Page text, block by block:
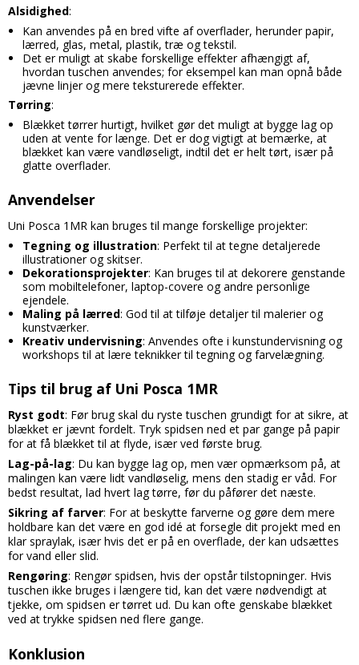
Alsidighed:
Kan anvendes på en bred vifte af overflader, herunder papir,
lærred, glas, metal, plastik, træ og tekstil.
Det er muligt at skabe forskellige effekter afhængigt af,
hvordan tuschen anvendes; for eksempel kan man opnå både
jævne linjer og mere teksturerede effekter.
Tørring:
Blækket tørrer hurtigt, hvilket gør det muligt at bygge lag op
uden at vente for længe. Det er dog vigtigt at bemærke, at
blækket kan være vandløseligt, indtil det er helt tørt, især på
glatte overflader.
Anvendelser
Uni Posca 1MR kan bruges til mange forskellige projekter:
Tegning og illustration: Perfekt til at tegne detaljerede
illustrationer og skitser.
Dekorationsprojekter: Kan bruges til at dekorere genstande
som mobiltelefoner, laptop-covere og andre personlige
ejendele.
Maling på lærred: God til at tilføje detaljer til malerier og
kunstværker.
Kreativ undervisning: Anvendes ofte i kunstundervisning og
workshops til at lære teknikker til tegning og farvelægning.
Tips til brug af Uni Posca 1MR
Ryst godt: Før brug skal du ryste tuschen grundigt for at sikre, at
blækket er jævnt fordelt. Tryk spidsen ned et par gange på papir
for at få blækket til at flyde, især ved første brug.
Lag-på-lag: Du kan bygge lag op, men vær opmærksom på, at
malingen kan være lidt vandløselig, mens den stadig er våd. For
bedst resultat, lad hvert lag tørre, før du påfører det næste.
Sikring af farver: For at beskytte farverne og gøre dem mere
holdbare kan det være en god idé at forsegle dit projekt med en
klar spraylak, især hvis det er på en overflade, der kan udsættes
for vand eller slid.
Rengøring: Rengør spidsen, hvis der opstår tilstopninger. Hvis
tuschen ikke bruges i længere tid, kan det være nødvendigt at
tjekke, om spidsen er tørret ud. Du kan ofte genskabe blækket
ved at trykke spidsen ned flere gange.
Konklusion